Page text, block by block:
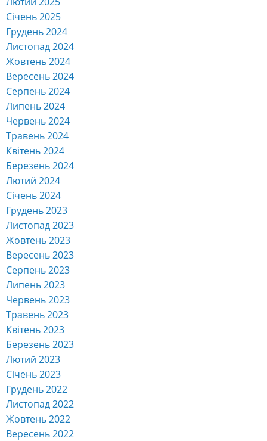
Січень 2025
Грудень 2024
Листопад 2024
Жовтень 2024
Вересень 2024
Серпень 2024
Липень 2024
Червень 2024
Травень 2024
Квітень 2024
Березень 2024
Лютий 2024
Січень 2024
Грудень 2023
Листопад 2023
Жовтень 2023
Вересень 2023
Серпень 2023
Липень 2023
Червень 2023
Травень 2023
Квітень 2023
Березень 2023
Лютий 2023
Січень 2023
Грудень 2022
Листопад 2022
Жовтень 2022
Вересень 2022